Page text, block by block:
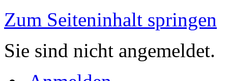
Zum Seiteninhalt springen
Sie sind nicht angemeldet.